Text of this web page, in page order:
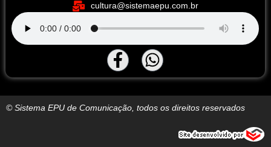
cultura@sistemaepu.com.br
© Sistema EPU de Comunicação, todos os direitos reservados